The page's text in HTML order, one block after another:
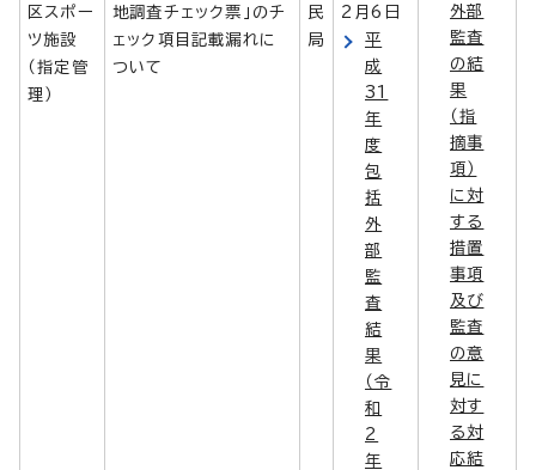
区スポー
ツ施設
（指定管
理）
地調査チェック票」のチ
ェック項目記載漏れに
ついて
民
局
2月6日
平
成
31
年
度
包
括
外
部
監
査
結
果
（令
和
2
年
外部
監査
の結
果
（指
摘事
項）
に対
する
措置
事項
及び
監査
の意
見に
対す
る対
応結